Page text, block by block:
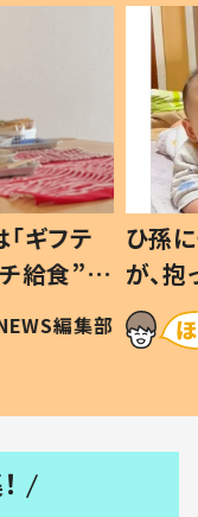
ギフテ
給食”を
和の親
編集部
ひ孫
が、
「涙
い」